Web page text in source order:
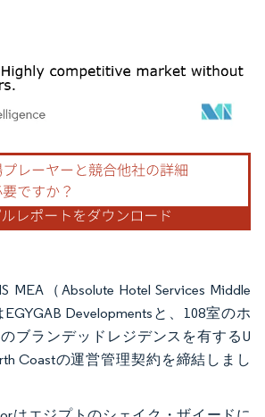
。再利用にはCC BY 4.0の表示が必要です。
MEA（Absolute Hotel Services Middle
Developmentsと、108室のホ
ブランデッドレジデンスを有するU
Coastの運営管理契約を締結しまし